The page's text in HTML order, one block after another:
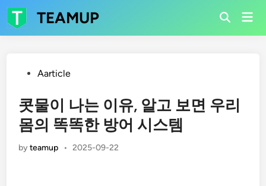
Skip
to
content
TEAMUP
Open
PostedAarticle
콧물이 나는 이유, 알고 보면 우리
몸의 똑똑한 방어 시스템
byteamup • 2025-09-22